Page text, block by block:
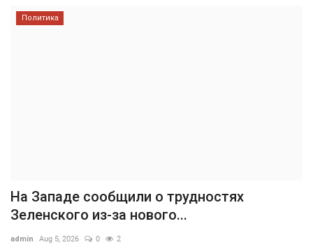
Политика
На Западе сообщили о трудностях
Зеленского из-за нового...
admin Aug 5, 2026 0 2